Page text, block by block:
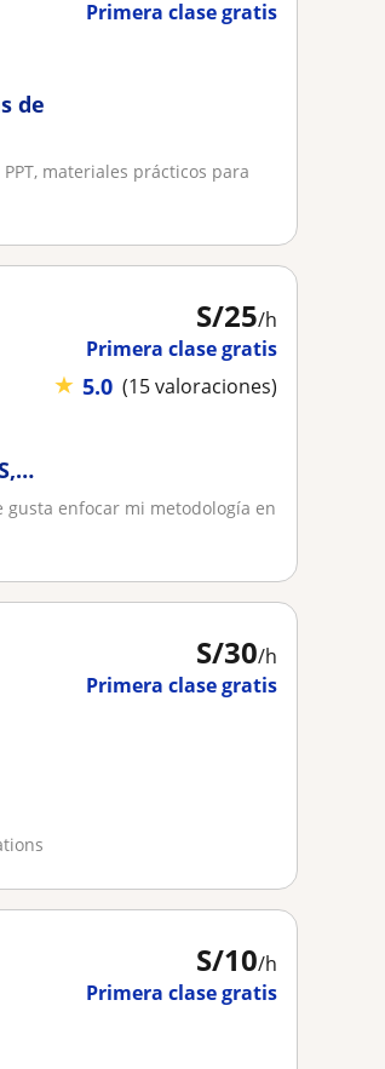
Primera clase gratis
de
materiales prácticos para
S/25/h
Primera clase gratis
★ 5.0 (15 valoraciones)
gusta enfocar mi metodología en
S/30/h
Primera clase gratis
S/10/h
Primera clase gratis